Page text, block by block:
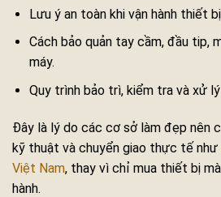
Lưu ý an toàn khi vận hành thiết
Cách bảo quản tay cầm, đầu tip,
máy.
Quy trình bảo trì, kiểm tra và xử
Đây là lý do các cơ sở làm đẹp nên
kỹ thuật và chuyển giao thực tế như
Việt Nam, thay vì chỉ mua thiết bị
hành.